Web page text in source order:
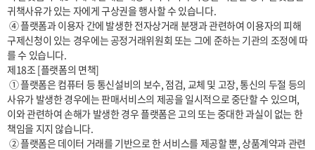
귀책사유가 있는 자에게 구상권을 행사할 수 있습니다.
구제신청이 있는 경우에는 공정거래위원회 또는 그에 준하는 기관의 조정에 따
를 수 있습니다.
제18조 [플랫폼의 면책]
사유가 발생한 경우에는 판매서비스의 제공을 일시적으로 중단할 수 있으며,
이와 관련하여 손해가 발생한 경우 플랫폼은 고의 또는 중대한 과실이 없는 한
책임을 지지 않습니다.